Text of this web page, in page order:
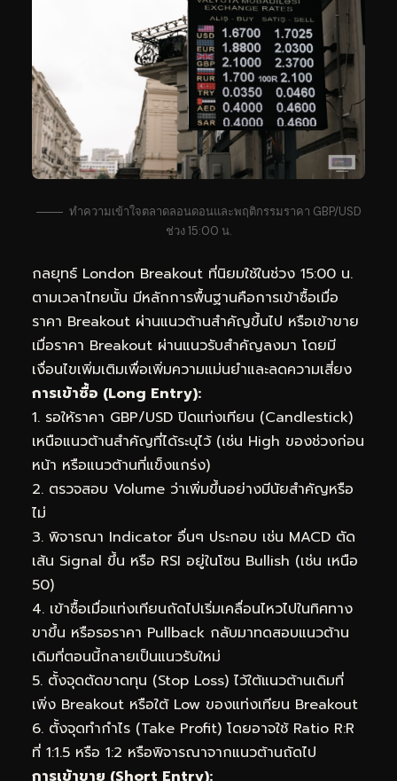
ทำความเข้าใจตลาดลอนดอนและพฤติกรรมราคา GBP/USD
ช่วง 15:00 น.
กลยุทธ์ London Breakout ที่นิยมใช้ในช่วง 15:00 น.
ตามเวลาไทยนั้น มีหลักการพื้นฐานคือการเข้าซื้อเมื่อ
ราคา Breakout ผ่านแนวต้านสำคัญขึ้นไป หรือเข้าขาย
เมื่อราคา Breakout ผ่านแนวรับสำคัญลงมา โดยมี
เงื่อนไขเพิ่มเติมเพื่อเพิ่มความแม่นยำและลดความเสี่ยง
การเข้าซื้อ (Long Entry):
1. รอให้ราคา GBP/USD ปิดแท่งเทียน (Candlestick)
เหนือแนวต้านสำคัญที่ได้ระบุไว้ (เช่น High ของช่วงก่อน
หน้า หรือแนวต้านที่แข็งแกร่ง)
2. ตรวจสอบ Volume ว่าเพิ่มขึ้นอย่างมีนัยสำคัญหรือ
ไม่
3. พิจารณา Indicator อื่นๆ ประกอบ เช่น MACD ตัด
เส้น Signal ขึ้น หรือ RSI อยู่ในโซน Bullish (เช่น เหนือ
50)
4. เข้าซื้อเมื่อแท่งเทียนถัดไปเริ่มเคลื่อนไหวไปในทิศทาง
ขาขึ้น หรือรอราคา Pullback กลับมาทดสอบแนวต้าน
เดิมที่ตอนนี้กลายเป็นแนวรับใหม่
5. ตั้งจุดตัดขาดทุน (Stop Loss) ไว้ใต้แนวต้านเดิมที่
เพิ่ง Breakout หรือใต้ Low ของแท่งเทียน Breakout
6. ตั้งจุดทำกำไร (Take Profit) โดยอาจใช้ Ratio R:R
ที่ 1:1.5 หรือ 1:2 หรือพิจารณาจากแนวต้านถัดไป
การเข้าขาย (Short Entry):